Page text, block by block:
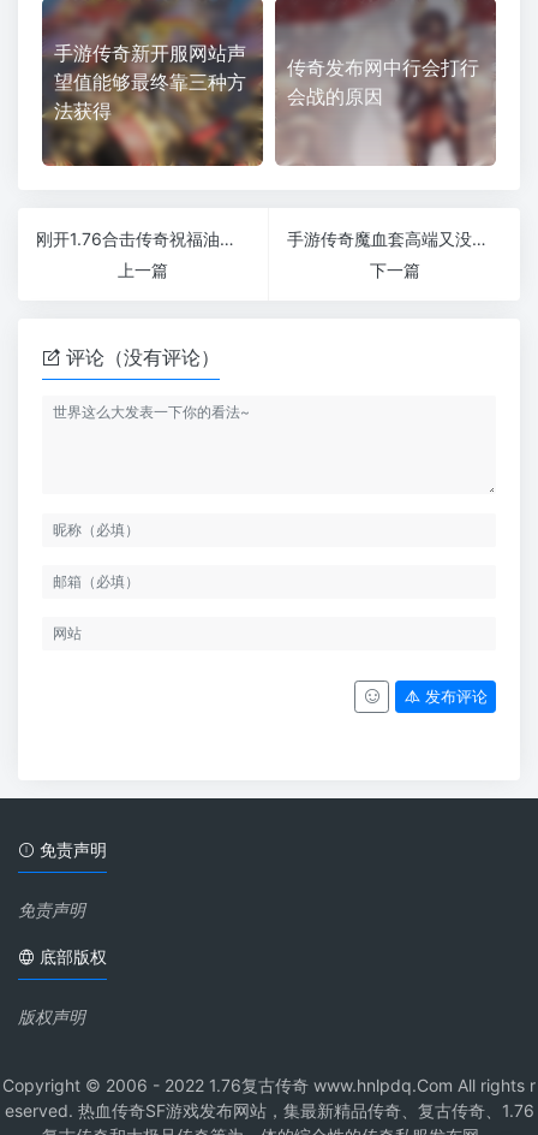
手游传奇新开服网站声
望值能够最终靠三种方
法获得
传奇发布网中行会打行
会战的原因
刚开1.76合击传奇祝福油有哪些作用呢喝祝福油有什么用
上一篇
手游传奇魔血套高端又没人用的原因
下一篇
评论（没有评论）
发布评论
免责声明
免责声明
底部版权
版权声明
Copyright © 2006 - 2022 1.76复古传奇 www.hnlpdq.Com All rights r
eserved. 热血传奇SF游戏发布网站，集最新精品传奇、复古传奇、1.76